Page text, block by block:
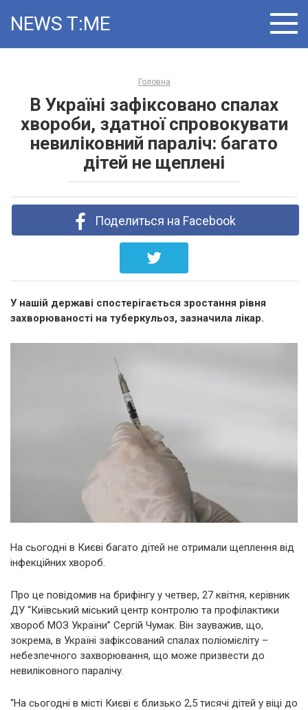
NEWS T:ME
Головна
В Україні зафіксовано спалах
хвороби, здатної спровокувати
невиліковний параліч: багато
дітей не щеплені
Поделиться на Facebook
У нашій державі спостерігається зростання рівня
захворюваності на туберкульоз, зазначила лікар.
На сьогодні в Києві багато дітей не отримали щеплення від
інфекційних хвороб.
Про це повідомив на брифінгу у четвер, 27 квітня, керівник
ДУ “Київський міський центр контролю та профілактики
хвороб МОЗ України” Сергій Чумак. Він зауважив, що,
зокрема, в Україні зафіксований спалах поліомієліту –
небезпечного захворювання, що може призвести до
невиліковного паралічу.
“На сьогодні в місті Києві є близько 2,5 тисячі дітей у віці до